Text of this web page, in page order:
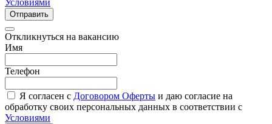
Отправить
Откликнуться на вакансию
Имя
Телефон
Я согласен с Договором Оферты и даю согласие на
обработку своих персональных данных в соответствии с
Условиями